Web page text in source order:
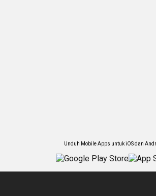
Unduh Mobile Apps untuk iOS dan